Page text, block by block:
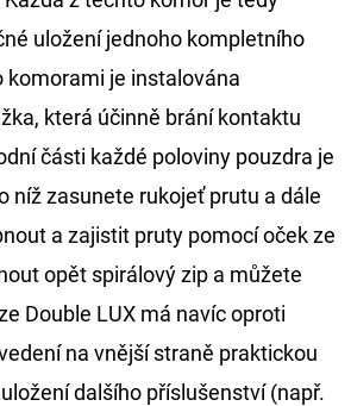
uložení jednoho kompletního
je instalována
která účinně brání kontaktu
části každé poloviny pouzdra je
níž zasunete rukojeť prutu a dále
a zajistit pruty pomocí oček ze
opět spirálový zip a můžete
Double LUX má navíc oproti
na vnější straně praktickou
dalšího příslušenství (např.